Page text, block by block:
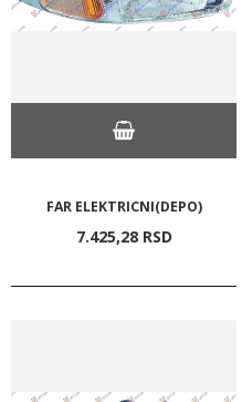
FAR ELEKTRICNI(DEPO)
7.425,28 RSD